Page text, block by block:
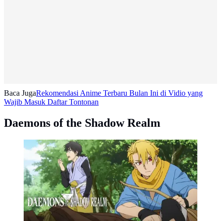
Baca JugaRekomendasi Anime Terbaru Bulan Ini di Vidio yang
Wajib Masuk Daftar Tontonan
Daemons of the Shadow Realm
Anime Daemons of the Shadow Realm (Dok. Vidio)